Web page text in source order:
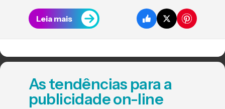
Leia mais
As tendências para a
publicidade on-line